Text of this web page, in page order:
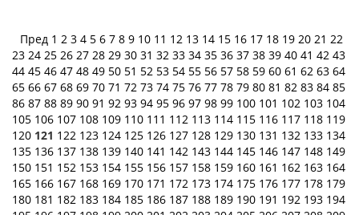
Пред 1 2 3 4 5 6 7 8 9 10 11 12 13 14 15 16 17 18 19 20 21 22
23 24 25 26 27 28 29 30 31 32 33 34 35 36 37 38 39 40 41 42 43
44 45 46 47 48 49 50 51 52 53 54 55 56 57 58 59 60 61 62 63 64
65 66 67 68 69 70 71 72 73 74 75 76 77 78 79 80 81 82 83 84 85
86 87 88 89 90 91 92 93 94 95 96 97 98 99 100 101 102 103 104
105 106 107 108 109 110 111 112 113 114 115 116 117 118 119
120 121 122 123 124 125 126 127 128 129 130 131 132 133 134
135 136 137 138 139 140 141 142 143 144 145 146 147 148 149
150 151 152 153 154 155 156 157 158 159 160 161 162 163 164
165 166 167 168 169 170 171 172 173 174 175 176 177 178 179
180 181 182 183 184 185 186 187 188 189 190 191 192 193 194